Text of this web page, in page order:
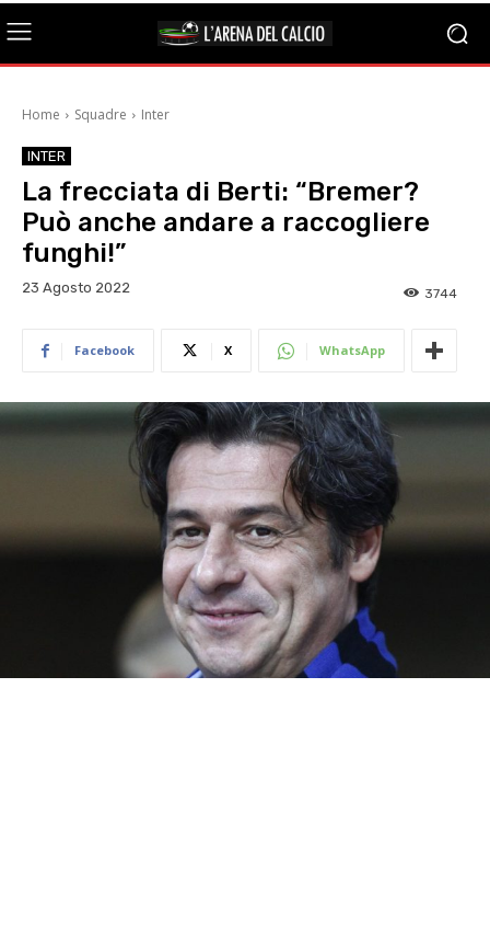
Home Squadre Inter
INTER
La frecciata di Berti: “Bremer?
Può anche andare a raccogliere
funghi!”
23 Agosto 2022 3744
Facebook X WhatsApp